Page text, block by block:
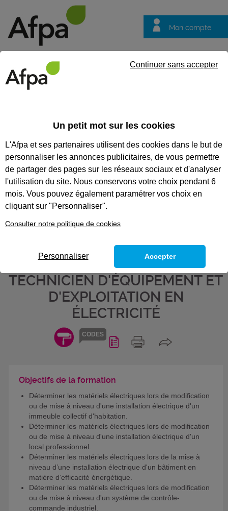
Mon compte
questions
Eligible au CPF * Formation certifiante
CODES
DÉTERMINER LES MATÉRIELS
ÉLECTRIQUES LORS DE
MODIFICATION OU
INSTALLATION ÉLECTRIQUE -
BLOC DE COMPÉTENCES DU
TITRE PROFESSIONNEL
TECHNICIEN D'ÉQUIPEMENT ET
D'EXPLOITATION EN
ÉLECTRICITÉ
Objectifs de la formation
Déterminer les matériels électriques lors de modification
ou de mise à niveau d'une installation électrique d'un
immeuble collectif d'habitation.
Déterminer les matériels électriques lors de modification
ou de mise à niveau d'une installation électrique d'un
local professionnel.
Déterminer les matériels électriques lors de la mise à
niveau d’une installation électrique d'un bâtiment en
matière d’efficacité énergétique.
Déterminer les matériels électriques lors de modification
ou de mise à niveau d'un système de contrôle-
commande industriel.
Un petit mot sur les cookies
L'Afpa et ses partenaires utilisent des cookies dans le but de
personnaliser les annonces publicitaires, de vous permettre
de partager des pages sur les réseaux sociaux et d'analyser
l'utilisation du site. Nous conservons votre choix pendant 6
mois. Vous pouvez également paramétrer vos choix en
cliquant sur "Personnaliser".
Consulter notre politique de cookies
Continuer sans accepter
Personnaliser Accepter